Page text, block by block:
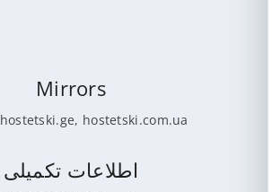
Mirrors
,hostetski.ge ,hostetski.com.ua
اطلاعات تکمیلی